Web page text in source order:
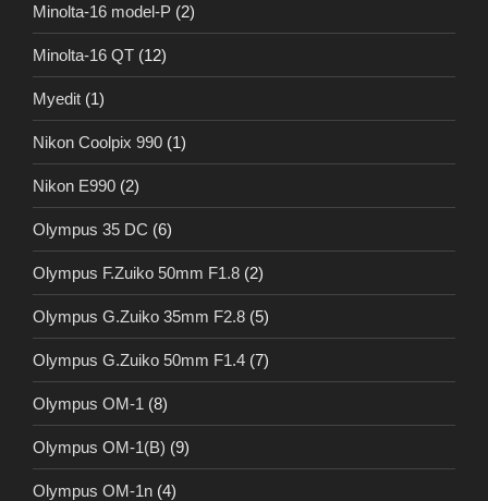
Minolta-16 model-P (2)
Minolta-16 QT (12)
Myedit (1)
Nikon Coolpix 990 (1)
Nikon E990 (2)
Olympus 35 DC (6)
Olympus F.Zuiko 50mm F1.8 (2)
Olympus G.Zuiko 35mm F2.8 (5)
Olympus G.Zuiko 50mm F1.4 (7)
Olympus OM-1 (8)
Olympus OM-1(B) (9)
Olympus OM-1n (4)